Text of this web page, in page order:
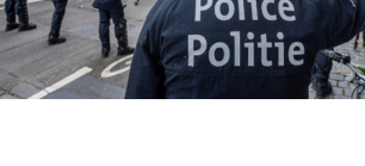
l'article "“Profondément indignée”, la